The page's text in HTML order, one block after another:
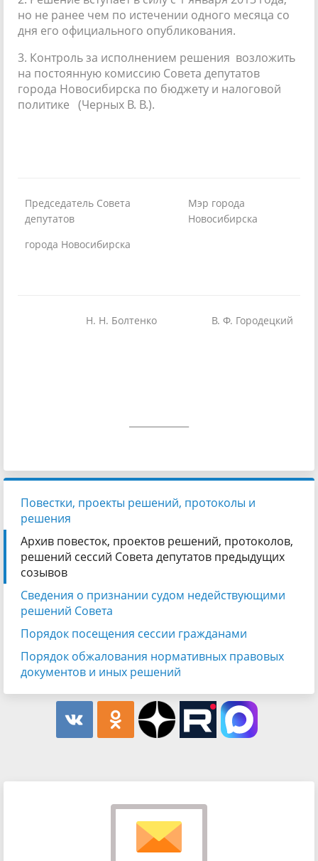
но не ранее чем по истечении одного месяца со
дня его официального опубликования.
3. Контроль за исполнением решения возложить
на постоянную комиссию Совета депутатов
города Новосибирска по бюджету и налоговой
политике (Черных В. В.).
Председатель Совета
депутатов
города Новосибирска
Мэр города
Новосибирска
Н. Н. Болтенко В. Ф. Городецкий
Повестки, проекты решений, протоколы и
решения
Архив повесток, проектов решений, протоколов,
решений сессий Совета депутатов предыдущих
созывов
Сведения о признании судом недействующими
решений Совета
Порядок посещения сессии гражданами
Порядок обжалования нормативных правовых
документов и иных решений